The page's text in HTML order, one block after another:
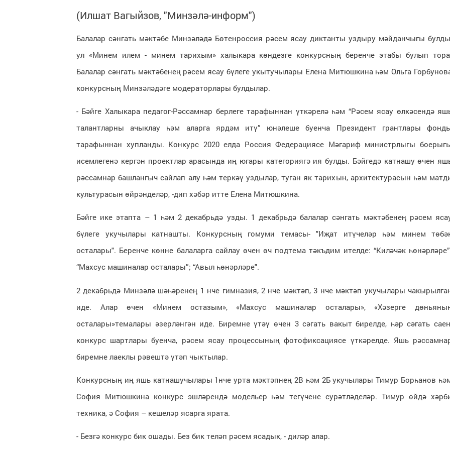
(Илшат Вагыйзов, "Минзәлә-информ")
Балалар сәнгать мәктәбе Минзәләдә Бөтенроссия рәсем ясау диктанты уздыру мәйданчыгы
ул «Минем илем - минем тарихым» халыкара көндезге конкурсның беренче этабы булып
Балалар сәнгать мәктәбенең рәсем ясау бүлеге укытучылары Елена Митюшкина һәм Ольга
конкурсның Минзәләдәге модераторлары булдылар.
- Бәйге Халыкара педагог-Рәссамнар берлеге тарафыннан үткәрелә һәм “Рәсем ясау өлкәсендә
талантларны ачыклау һәм аларга ярдәм итү” юнәлеше буенча Президент грантлары
тарафыннан хупланды. Конкурс 2020 елда Россия Федерациясе Мәгариф министрлыгы
исемлегенә кергән проектлар арасында иң югары категориягә ия булды. Бәйгедә катнашу өчен
рәссамнар башлангыч сайлап алу һәм теркәү уздылар, туган як тарихын, архитектурасын һәм
культурасын өйрәнделәр, -дип хәбәр итте Елена Митюшкина.
Бәйге ике этапта – 1 һәм 2 декабрьдә узды. 1 декабрьдә балалар сәнгать мәктәбенең рәсем
бүлеге укучылары катнашты. Конкурсның гомуми темасы- "Иҗат итүчеләр һәм минем
осталары". Беренче көнне балаларга сайлау өчен өч подтема тәкъдим ителде: “Киләчәк
“Махсус машиналар осталары”; “Авыл һөнәрләре".
2 декабрьдә Минзәлә шәһәренең 1 нче гимназия, 2 нче мәктәп, 3 нче мәктәп укучылары
иде. Алар өчен «Минем остазым», «Махсус машиналар осталары», «Хәзерге
осталары»темалары әзерләнгән иде. Биремне үтәү өчен 3 сәгать вакыт бирелде, һәр сәгать
конкурс шартлары буенча, рәсем ясау процессының фотофиксациясе үткәрелде. Яшь
биремне лаеклы рәвештә үтәп чыктылар.
Конкурсның иң яшь катнашучылары 1нче урта мәктәпнең 2В һәм 2Б укучылары Тимур Борһанов
София Митюшкина конкурс эшләрендә модельер һәм тегүчене сурәтләделәр. Тимур өйдә
техника, ә София – кешеләр ясарга ярата.
- Безгә конкурс бик ошады. Без бик теләп рәсем ясадык, - диләр алар.